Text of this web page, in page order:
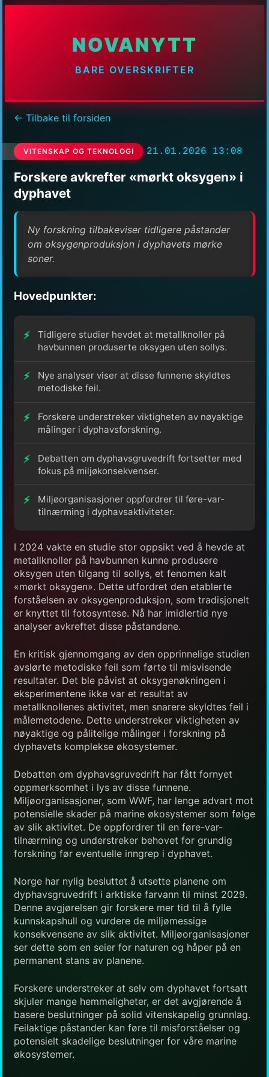
NOVANYTT
BARE OVERSKRIFTER
← Tilbake til forsiden
VITENSKAP OG TEKNOLOGI 21.01.2026 13:08
Forskere avkrefter «mørkt oksygen» i
dyphavet
Ny forskning tilbakeviser tidligere påstander
om oksygenproduksjon i dyphavets mørke
soner.
Hovedpunkter:
Tidligere studier hevdet at metallknoller på
havbunnen produserte oksygen uten sollys.
Nye analyser viser at disse funnene skyldtes
metodiske feil.
Forskere understreker viktigheten av nøyaktige
målinger i dyphavsforskning.
Debatten om dyphavsgruvedrift fortsetter med
fokus på miljøkonsekvenser.
Miljøorganisasjoner oppfordrer til føre-var-
tilnærming i dyphavsaktiviteter.
I 2024 vakte en studie stor oppsikt ved å hevde at
metallknoller på havbunnen kunne produsere
oksygen uten tilgang til sollys, et fenomen kalt
«mørkt oksygen». Dette utfordret den etablerte
forståelsen av oksygenproduksjon, som tradisjonelt
er knyttet til fotosyntese. Nå har imidlertid nye
analyser avkreftet disse påstandene.
En kritisk gjennomgang av den opprinnelige studien
avslørte metodiske feil som førte til misvisende
resultater. Det ble påvist at oksygenøkningen i
eksperimentene ikke var et resultat av
metallknollenes aktivitet, men snarere skyldtes feil i
målemetodene. Dette understreker viktigheten av
nøyaktige og pålitelige målinger i forskning på
dyphavets komplekse økosystemer.
Debatten om dyphavsgruvedrift har fått fornyet
oppmerksomhet i lys av disse funnene.
Miljøorganisasjoner, som WWF, har lenge advart mot
potensielle skader på marine økosystemer som følge
av slik aktivitet. De oppfordrer til en føre-var-
tilnærming og understreker behovet for grundig
forskning før eventuelle inngrep i dyphavet.
Norge har nylig besluttet å utsette planene om
dyphavsgruvedrift i arktiske farvann til minst 2029.
Denne avgjørelsen gir forskere mer tid til å fylle
kunnskapshull og vurdere de miljømessige
konsekvensene av slik aktivitet. Miljøorganisasjoner
ser dette som en seier for naturen og håper på en
permanent stans av planene.
Forskere understreker at selv om dyphavet fortsatt
skjuler mange hemmeligheter, er det avgjørende å
basere beslutninger på solid vitenskapelig grunnlag.
Feilaktige påstander kan føre til misforståelser og
potensielt skadelige beslutninger for våre marine
økosystemer.